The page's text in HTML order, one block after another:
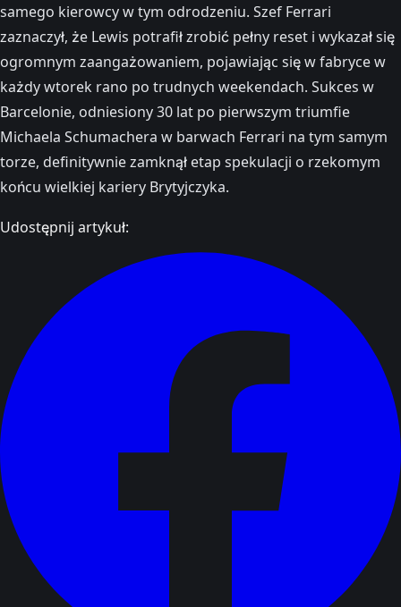
samego kierowcy w tym odrodzeniu. Szef Ferrari
zaznaczył, że Lewis potrafił zrobić pełny reset i wykazał się
ogromnym zaangażowaniem, pojawiając się w fabryce w
każdy wtorek rano po trudnych weekendach. Sukces w
Barcelonie, odniesiony 30 lat po pierwszym triumfie
Michaela Schumachera w barwach Ferrari na tym samym
torze, definitywnie zamknął etap spekulacji o rzekomym
końcu wielkiej kariery Brytyjczyka.
Udostępnij artykuł: